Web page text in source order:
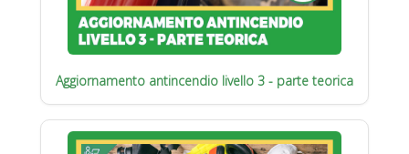
Aggiornamento antincendio livello 3 - parte teorica